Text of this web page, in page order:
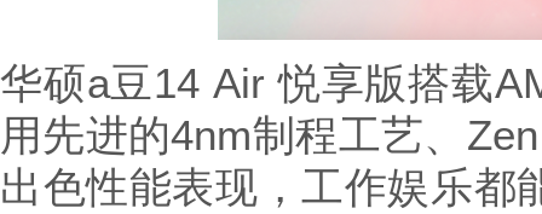
华硕a豆14 Air 悦享版搭载
用先进的4nm制程工艺、
出色性能表现，工作娱乐都